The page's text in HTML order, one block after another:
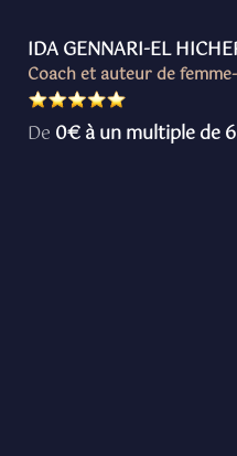
IDA GENNARI-EL
Coach et auteur de
De 0€ à un multiple de